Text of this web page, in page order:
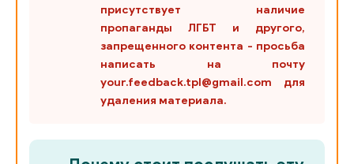
1_3_09
1_3_10
присутствует наличие
пропаганды ЛГБТ и другого,
запрещенного контента - просьба
написать на почту
your.feedback.tpl@gmail.com для
удаления материала.